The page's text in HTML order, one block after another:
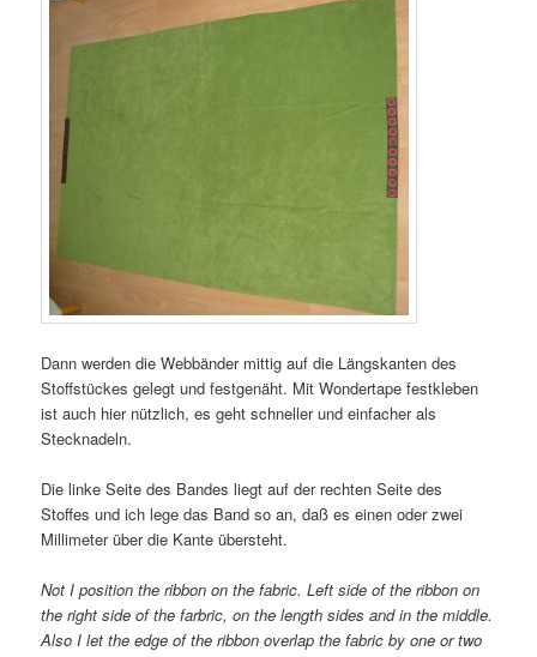
Dann werden die Webbänder mittig auf die Längskanten des
Stoffstückes gelegt und festgenäht. Mit Wondertape festkleben
ist auch hier nützlich, es geht schneller und einfacher als
Stecknadeln.
Die linke Seite des Bandes liegt auf der rechten Seite des
Stoffes und ich lege das Band so an, daß es einen oder zwei
Millimeter über die Kante übersteht.
Not I position the ribbon on the fabric. Left side of the ribbon on
the right side of the farbric, on the length sides and in the middle.
Also I let the edge of the ribbon overlap the fabric by one or two